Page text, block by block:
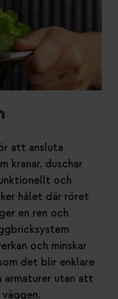
att ansluta
kranar, duschar
och
hålet där röret
en ren och
och minskar
det blir enklare
utan att